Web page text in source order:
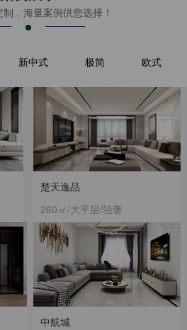
，海量案例供您选择！
新中式 极简 欧式
楚天逸品
260㎡/大平层/轻奢
中航城